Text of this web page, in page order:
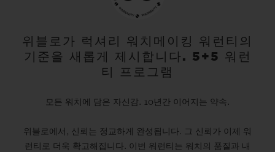
위블로가 럭셔리 워치메이킹 워런티의
기준을 새롭게 제시합니다. 5+5 워런
티 프로그램
모든 워치에 담은 자신감. 10년간 이어지는 약속.
위블로에서, 신뢰는 정교하게 완성됩니다. 그 신뢰가 이제 워
런티로 더욱 확고해집니다. 이번 워런티는 워치의 품질과 내